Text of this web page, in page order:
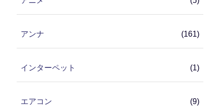
アンナ (161)
インターペット (1)
エアコン (9)